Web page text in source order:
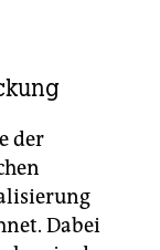
der
Dabei